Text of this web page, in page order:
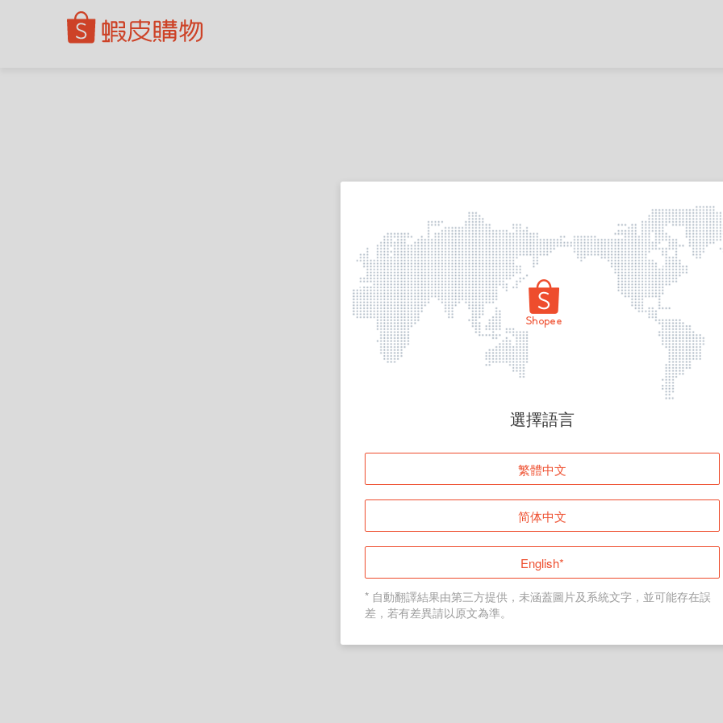
頁面無法顯示
登入
返回首頁
選擇語言
繁體中文
简体中文
English*
* 自動翻譯結果由第三方提供，未涵蓋圖片及系統文字，並可能存在誤
差，若有差異請以原文為準。